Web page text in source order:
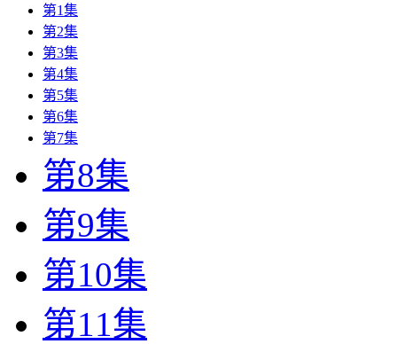
第1集
第2集
第3集
第4集
第5集
第6集
第7集
第8集
第9集
第10集
第11集